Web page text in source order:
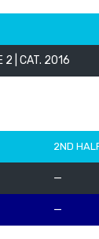
2 | CAT. 2016
2ND
—
—